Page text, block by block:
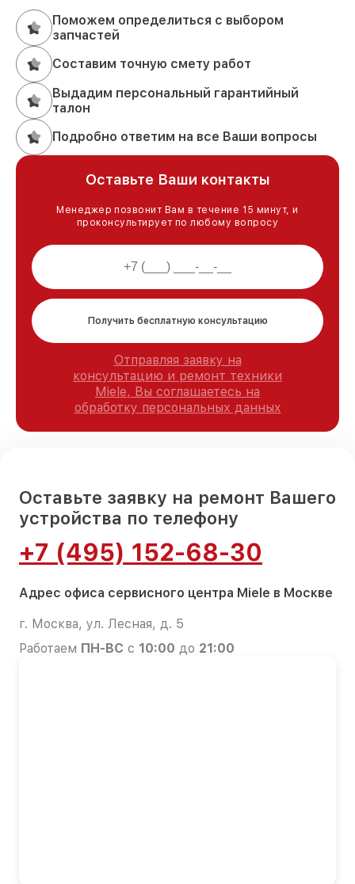
Поможем определиться с выбором
запчастей
Составим точную смету работ
Выдадим персональный гарантийный
талон
Подробно ответим на все Ваши вопросы
Оставьте Ваши контакты
Менеджер позвонит Вам в течение 15 минут, и
проконсультирует по любому вопросу
Получить бесплатную консультацию
Отправляя заявку на
консультацию и ремонт техники
Miele, Вы соглашаетесь на
обработку персональных данных
Оставьте заявку на ремонт Вашего
устройства по телефону
+7 (495) 152-68-30
Адрес офиса сервисного центра Miele в Москве
г. Москва, ул. Лесная, д. 5
Работаем ПН-ВС с 10:00 до 21:00